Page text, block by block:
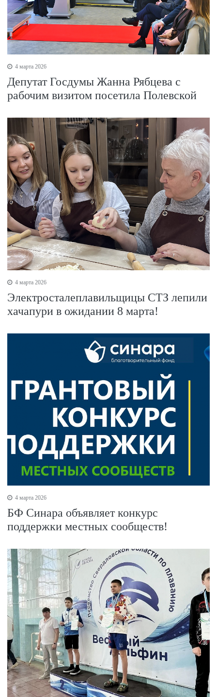
4 марта 2026
Депутат Госдумы Жанна Рябцева с
рабочим визитом посетила Полевской
4 марта 2026
Электросталеплавильщицы СТЗ лепили
хачапури в ожидании 8 марта!
4 марта 2026
БФ Синара объявляет конкурс
поддержки местных сообществ!